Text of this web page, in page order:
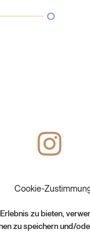
Cookie-
zu bieten,
zu speichern und/